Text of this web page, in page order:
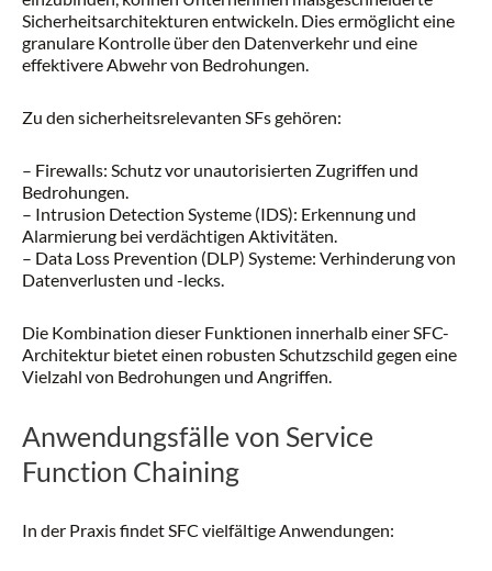
Sicherheitsarchitekturen entwickeln. Dies ermöglicht eine
granulare Kontrolle über den Datenverkehr und eine
effektivere Abwehr von Bedrohungen.
Zu den sicherheitsrelevanten SFs gehören:
– Firewalls: Schutz vor unautorisierten Zugriffen und
Bedrohungen.
– Intrusion Detection Systeme (IDS): Erkennung und
Alarmierung bei verdächtigen Aktivitäten.
– Data Loss Prevention (DLP) Systeme: Verhinderung von
Datenverlusten und -lecks.
Die Kombination dieser Funktionen innerhalb einer SFC-
Architektur bietet einen robusten Schutzschild gegen eine
Vielzahl von Bedrohungen und Angriffen.
Anwendungsfälle von Service
Function Chaining
In der Praxis findet SFC vielfältige Anwendungen: